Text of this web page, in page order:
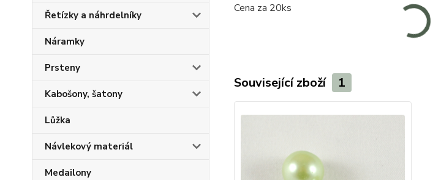
Řetízky a náhrdelníky
Náramky
Prsteny
Kabošony, šatony
Lůžka
Návlekový materiál
Medailony
Cena za 20ks
Související zboží 1